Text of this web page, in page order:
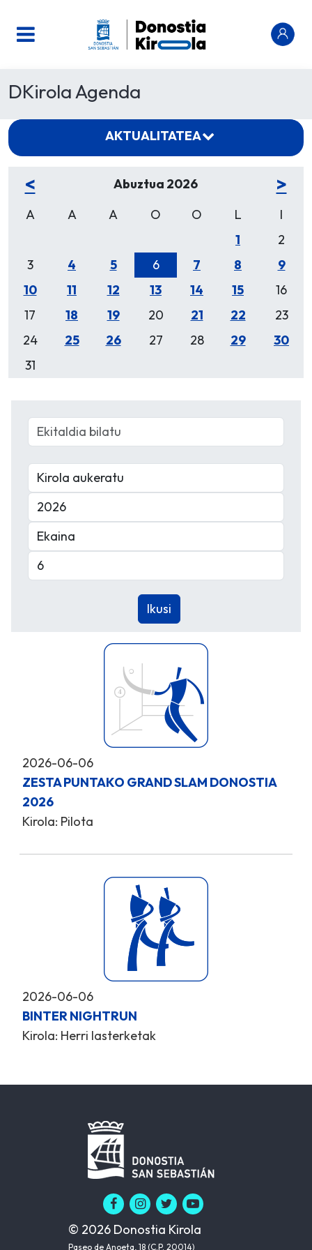
DKirola Agenda
2026-06-06
ZESTA PUNTAKO GRAND SLAM DONOSTIA
2026
Kirola: Pilota
2026-06-06
BINTER NIGHTRUN
Kirola: Herri lasterketak
AKTUALITATEA
< Abuztua 2026 >
A A A O O L
I
1
2
3
4 5 6 7 8
9
10
11 12 13 14 15
16
17
18 19 20 21 22
23
24
25 26 27 28 29
30
31
© 2026 Donostia Kirola
Paseo de Anoeta, 18 (C.P. 20014)